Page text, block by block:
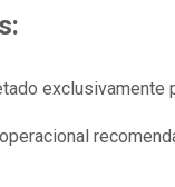
exclusivamente